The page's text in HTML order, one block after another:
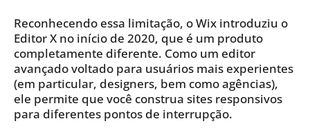
Reconhecendo essa limitação, o Wix introduziu o
Editor X no início de 2020, que é um produto
completamente diferente. Como um editor
avançado voltado para usuários mais experientes
(em particular, designers, bem como agências),
ele permite que você construa sites responsivos
para diferentes pontos de interrupção.